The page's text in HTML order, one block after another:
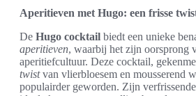
Aperitieven met Hugo: een frisse
De Hugo cocktail biedt een unieke
aperitieven, waarbij het zijn oorsprong
aperitiefcultuur. Deze cocktail,
twistvan vlierbloesem en mousserend
populairder geworden. Zijn